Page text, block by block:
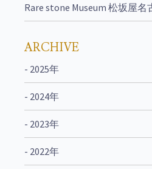
Rare stone Museum 松坂屋名
ARCHIVE
- 2025年
- 2024年
- 2023年
- 2022年